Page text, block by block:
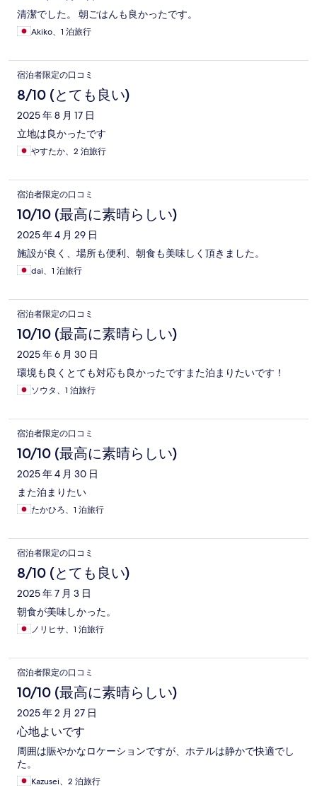
清潔でした。 朝ごはんも良かったです。
Akiko、1 泊旅行
宿泊者限定の口コミ
8/10 (とても良い)
2025 年 8 月 17 日
立地は良かったです
やすたか、2 泊旅行
宿泊者限定の口コミ
10/10 (最高に素晴らしい)
2025 年 4 月 29 日
施設が良く、場所も便利、朝食も美味しく頂きました。
dai、1 泊旅行
宿泊者限定の口コミ
10/10 (最高に素晴らしい)
2025 年 6 月 30 日
環境も良くとても対応も良かったですまた泊まりたいです！
ソウタ、1 泊旅行
宿泊者限定の口コミ
10/10 (最高に素晴らしい)
2025 年 4 月 30 日
また泊まりたい
たかひろ、1 泊旅行
宿泊者限定の口コミ
8/10 (とても良い)
2025 年 7 月 3 日
朝食が美味しかった。
ノリヒサ、1 泊旅行
宿泊者限定の口コミ
10/10 (最高に素晴らしい)
2025 年 2 月 27 日
心地よいです
周囲は賑やかなロケーションですが、ホテルは静かで快適でし
た。
Kazusei、2 泊旅行